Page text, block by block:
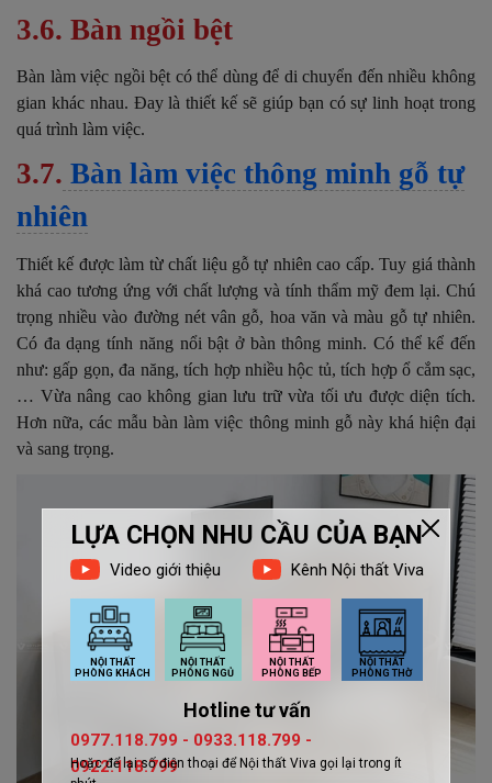
3.6. Bàn ngồi bệt
Bàn làm việc ngồi bệt có thể dùng để di chuyển đến nhiều không
gian khác nhau. Đay là thiết kế sẽ giúp bạn có sự linh hoạt trong
quá trình làm việc.
3.7. Bàn làm việc thông minh gỗ tự
nhiên
Thiết kế được làm từ chất liệu gỗ tự nhiên cao cấp. Tuy giá thành
khá cao tương ứng với chất lượng và tính thẩm mỹ đem lại. Chú
trọng nhiều vào đường nét vân gỗ, hoa văn và màu gỗ tự nhiên.
Có đa dạng tính năng nổi bật ở bàn thông minh. Có thể kể đến
như: gấp gọn, đa năng, tích hợp nhiều hộc tủ, tích hợp ổ cắm sạc,
… Vừa nâng cao không gian lưu trữ vừa tối ưu được diện tích.
Hơn nữa, các mẫu bàn làm việc thông minh gỗ này khá hiện đại
và sang trọng.